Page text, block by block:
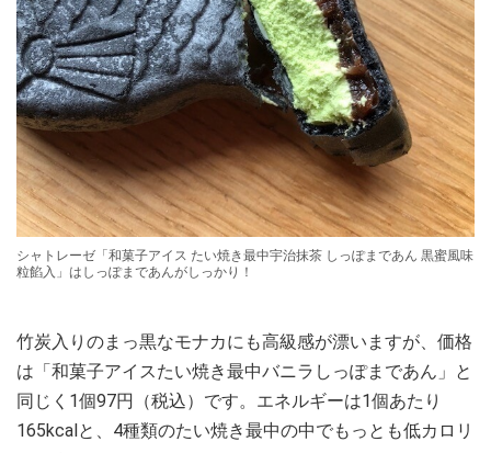
シャトレーゼ「和菓子アイス たい焼き最中宇治抹茶 しっぽまであん 黒蜜風味
粒餡入」はしっぽまであんがしっかり！
竹炭入りのまっ黒なモナカにも高級感が漂いますが、価格
は「和菓子アイスたい焼き最中バニラしっぽまであん」と
同じく1個97円（税込）です。エネルギーは1個あたり
165kcalと、4種類のたい焼き最中の中でもっとも低カロリ